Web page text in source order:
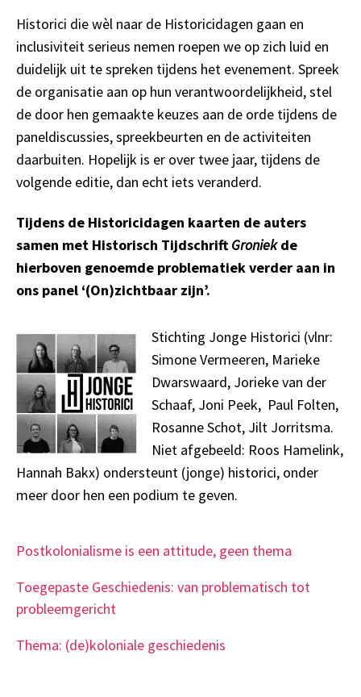
Historici die wèl naar de Historicidagen gaan en
inclusiviteit serieus nemen roepen we op zich luid en
duidelijk uit te spreken tijdens het evenement. Spreek
de organisatie aan op hun verantwoordelijkheid, stel
de door hen gemaakte keuzes aan de orde tijdens de
paneldiscussies, spreekbeurten en de activiteiten
daarbuiten. Hopelijk is er over twee jaar, tijdens de
volgende editie, dan echt iets veranderd.
Tijdens de Historicidagen kaarten de auters
samen met Historisch Tijdschrift Groniekde
hierboven genoemde problematiek verder aan in
ons panel ‘(On)zichtbaar zijn’.
Stichting Jonge Historici (vlnr:
Simone Vermeeren, Marieke
Dwarswaard, Jorieke van der
Schaaf, Joni Peek, Paul Folten,
Rosanne Schot, Jilt Jorritsma.
Niet afgebeeld: Roos Hamelink,
Hannah Bakx) ondersteunt (jonge) historici, onder
meer door hen een podium te geven.
Postkolonialisme is een attitude, geen thema
Toegepaste Geschiedenis: van problematisch tot
probleemgericht
Thema: (de)koloniale geschiedenis